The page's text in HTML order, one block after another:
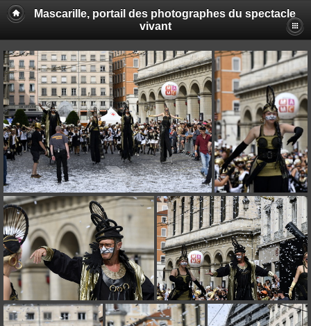
Mascarille, portail des photographes du spectacle
vivant